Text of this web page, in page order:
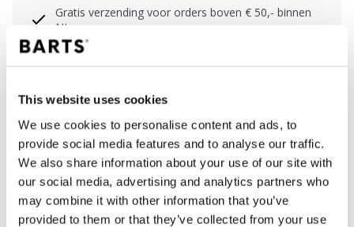
This website uses cookies
We use cookies to personalise content and ads, to
provide social media features and to analyse our traffic.
We also share information about your use of our site with
our social media, advertising and analytics partners who
may combine it with other information that you’ve
provided to them or that they’ve collected from your use
Gratis verzending voor orders boven € 50,- binnen
NL
Binnen 30 dagen retourneren
BESCHRIJVING
De Multicol Polar Nordic is een zeer rekbare col,
gemaakt van polyester. Deze col kan op verschillende
manieren gedragen worden. Het onderste gedeelte is
gemaakt van 100% gerecycled fleece.